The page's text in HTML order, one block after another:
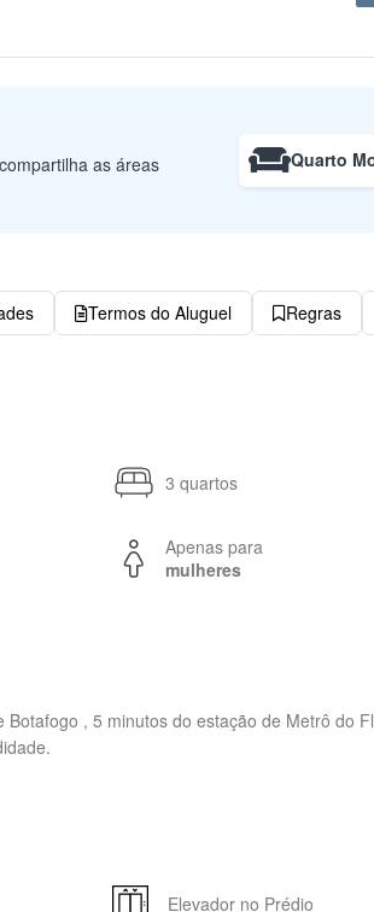
as áreas
Quarto
Termos do Aluguel Regras
3 quartos
Apenas para
mulheres
, 5 minutos do estação de Metrô do
Elevador no Prédio